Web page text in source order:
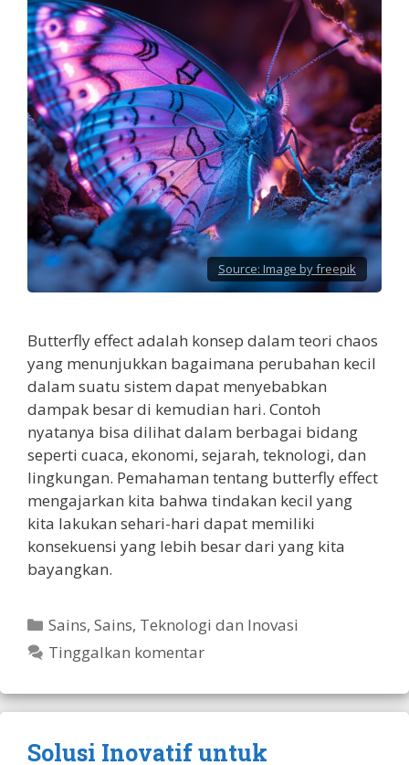
Source: Image by freepik
Butterfly effect adalah konsep dalam teori chaos
yang menunjukkan bagaimana perubahan kecil
dalam suatu sistem dapat menyebabkan
dampak besar di kemudian hari. Contoh
nyatanya bisa dilihat dalam berbagai bidang
seperti cuaca, ekonomi, sejarah, teknologi, dan
lingkungan. Pemahaman tentang butterfly effect
mengajarkan kita bahwa tindakan kecil yang
kita lakukan sehari-hari dapat memiliki
konsekuensi yang lebih besar dari yang kita
bayangkan.
Kategori
Sains,Sains, Teknologi dan Inovasi
Tinggalkan komentar
Solusi Inovatif untuk